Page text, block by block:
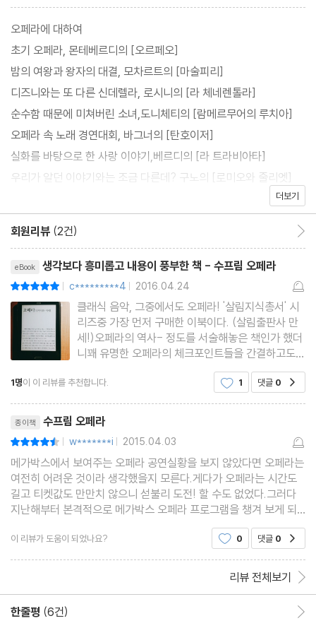
이 책에서는 [로미오와 줄리엣] [카르멘] [나비부인]처럼 오페라를
모르는 사람도 한번쯤은 들어보았을 만한 작품과 [오르페오] [탄호
이저] [니벨룽의 반지]처럼 오페라의 역사에 획을 긋는 작품 등 주요
오페라 열다섯 편을 소개하였다. 또한 각각의 작품은 등장인물 소개
와 작품의 줄거리, 스펙터클한 장면 소개, 작품의 해설 등을 넣어 오
페라에 대한 쉬운 접근을 돕고자 하였다. 이 책에서 다루는 오페라는
대중적으로 잘 알려지고, 현재도 자주 공연되는 작품들이기 때문에,
이 책을 읽고 관련된 영상물을 감상한 후 공연을 관람한다면 오페라
에 대한 거리감이 사라질 것이다.
오페라에 대하여
초기 오페라, 몬테베르디의 [오르페오]
밤의 여왕과 왕자의 대결, 모차르트의 [마술피리]
디즈니와는 또 다른 신데렐라, 로시니의 [라 체네렌톨라]
순수함 때문에 미쳐버린 소녀,도니체티의 [람메르무어의 루치아]
오페라 속 노래 경연대회, 바그너의 [탄호이저]
실화를 바탕으로 한 사랑 이야기,베르디의 [라 트라비아타]
우리가 알던 이야기와는 조금 다른데? 구노의 [로미오와 줄리엣]
정열적으로 사랑하는 집시 여인, 비제의 [카르멘]
엇갈린 남녀의 사랑 그리고 비극, 차이콥스키의 [예브게니 오네긴]
소녀 팜므파탈, 마스네의 [마농]
욕망과 성결의 갈등, 과연 그 결말은? 마스네의 [타이스]
인간과 요정의 슬픈 사랑, 드보르자크의 [루살카]
나비가 전해주는 슬픈 사랑의 날갯짓, 푸치니의 [나비부인]
더보기
회원리뷰 (2건)
eBook 생각보다 흥미롭고 내용이 풍부한 책 - 수프림 오페라
| c*********4 | 2016.04.24
클래식 음악, 그중에서도 오페라! '살림지식총서' 시
리즈중 가장 먼저 구매한 이북이다. (살림출판사 만
세!)오페라의 역사- 정도를 서술해놓은 책인가 했더
니꽤 유명한 오페라의 체크포인트들을 간결하고도
흥미롭게 적어놨다. 각 유명 오페라의 간략한 배경,
작곡자,등장인물,줄거리,배경 음악,비하인드 이야기,
체크포인트,추천영상물,하이라이트 등 오페라의 전
반에 걸쳐 꼭 알아야
1명이 이 리뷰를 추천합니다. 1 댓글 0
종이책 수프림 오페라
| w*******i | 2015.04.03
메가박스에서 보여주는 오페라 공연실황을 보지 않았다면 오페라는
여전히 어려운 것이라 생각했을지 모른다.게다가 오페라는 시간도
길고 티켓값도 만만치 않으니 섣불리 도전! 할 수도 없었다.그러다
지난해부터 본격적으로 메가박스 오페라 프로그램을 챙겨 보게 되
였고,생각했던 것과 달리 재미난 요소들을 발견하면서 오페라에 대
해 점점 관심을 가지게 되였다.그렇다고 해도 오페라
이 리뷰가 도움이 되었나요? 0 댓글 0
리뷰 전체보기
한줄평 (6건)